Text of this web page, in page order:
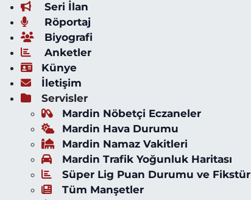
Seri İlan
Röportaj
Biyografi
Anketler
Künye
İletişim
Servisler
Mardin Nöbetçi Eczaneler
Mardin Hava Durumu
Mardin Namaz Vakitleri
Mardin Trafik Yoğunluk Haritası
Süper Lig Puan Durumu ve Fikstür
Tüm Manşetler